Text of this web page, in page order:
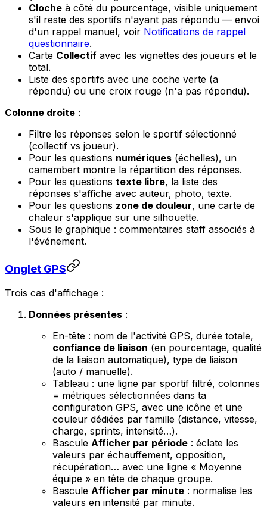
Cloche à côté du pourcentage, visible uniquement
s'il reste des sportifs n'ayant pas répondu — envoi
d'un rappel manuel, voir Notifications de rappel
questionnaire.
Carte Collectif avec les vignettes des joueurs et le
total.
Liste des sportifs avec une coche verte (a
répondu) ou une croix rouge (n'a pas répondu).
Colonne droite :
Filtre les réponses selon le sportif sélectionné
(collectif vs joueur).
Pour les questions numériques (échelles), un
camembert montre la répartition des réponses.
Pour les questions texte libre, la liste des
réponses s'affiche avec auteur, photo, texte.
Pour les questions zone de douleur, une carte de
chaleur s'applique sur une silhouette.
Sous le graphique : commentaires staff associés à
l'événement.
Onglet GPS
Trois cas d'affichage :
Données présentes :
En-tête : nom de l'activité GPS, durée totale,
confiance de liaison (en pourcentage, qualité
de la liaison automatique), type de liaison
(auto / manuelle).
Tableau : une ligne par sportif filtré, colonnes
= métriques sélectionnées dans ta
configuration GPS, avec une icône et une
couleur dédiées par famille (distance, vitesse,
charge, sprints, intensité…).
Bascule Afficher par période : éclate les
valeurs par échauffement, opposition,
récupération… avec une ligne « Moyenne
équipe » en tête de chaque groupe.
Bascule Afficher par minute : normalise les
valeurs en intensité par minute.